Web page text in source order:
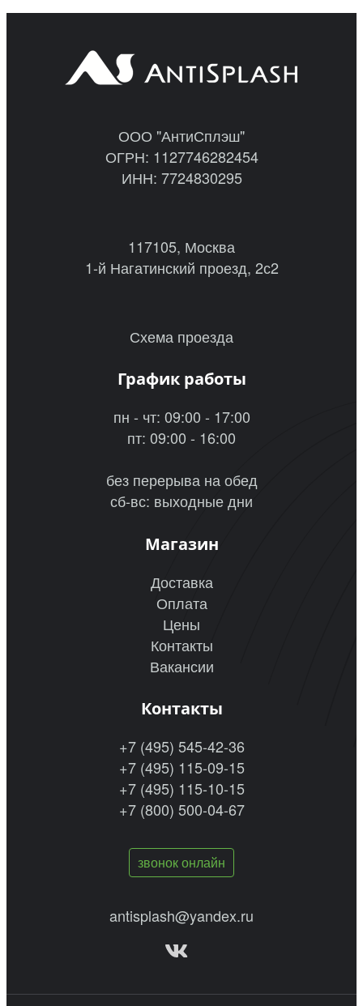
ООО "АнтиСплэш"
ОГРН: 1127746282454
ИНН: 7724830295
117105, Москва
1-й Нагатинский проезд, 2с2
Схема проезда
График работы
пн - чт: 09:00 - 17:00
пт: 09:00 - 16:00
без перерыва на обед
сб-вс: выходные дни
Магазин
Доставка
Оплата
Цены
Контакты
Вакансии
Контакты
+7 (495) 545-42-36
+7 (495) 115-09-15
+7 (495) 115-10-15
+7 (800) 500-04-67
звонок онлайн
antisplash@yandex.ru